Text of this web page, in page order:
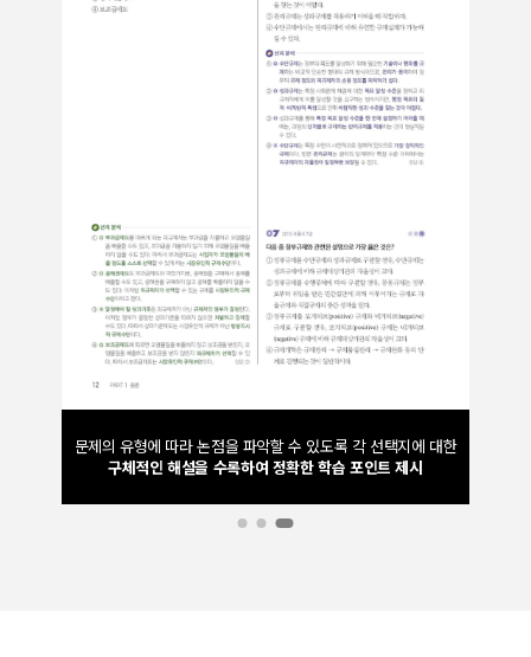
택지에 대한
반드시 출제되는 인사혁신처 핵심 1,000문제와고득점 대비
실전연습에 도움이 되는 기타직렬 플러스 700제를선별하여
최종 1,700제 구성